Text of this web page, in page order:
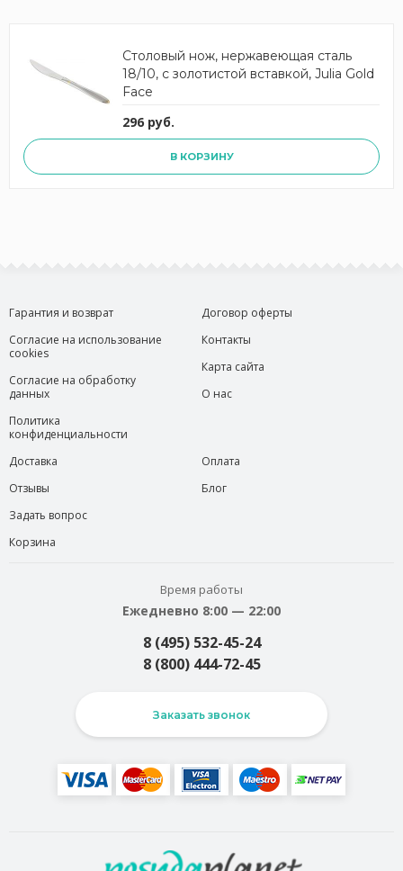
Столовый нож, нержавеющая сталь
18/10, с золотистой вставкой, Julia Gold
Face
296 руб.
В КОРЗИНУ
Гарантия и возврат
Согласие на использование
cookies
Согласие на обработку
данных
Политика
конфиденциальности
Договор оферты
Контакты
Карта сайта
О нас
Доставка
Отзывы
Задать вопрос
Корзина
Оплата
Блог
Время работы
Ежедневно 8:00 — 22:00
8 (495) 532-45-24
8 (800) 444-72-45
Заказать звонок